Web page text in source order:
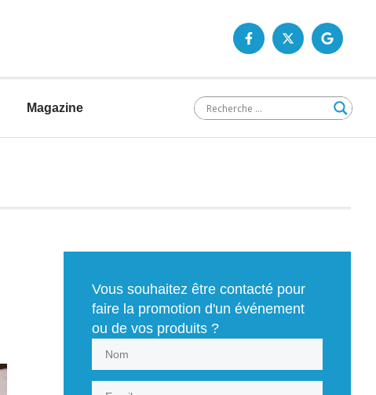
Magazine
Vous souhaitez être contacté pour
faire la promotion d'un événement
ou de vos produits ?